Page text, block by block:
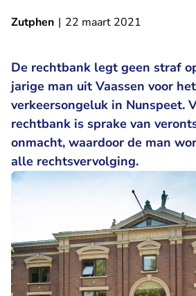
Zutphen | 22 maart 2021
De rechtbank legt geen straf
jarige man uit Vaassen voor
verkeersongeluk in Nunspeet.
rechtbank is sprake van
onmacht, waardoor de man
alle rechtsvervolging.